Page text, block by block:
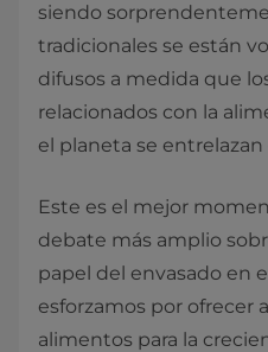
siendo
tradicionales se están
difusos a medida que
relacionados con la
el planeta se entrelazan
Este es el mejor
debate más amplio
papel del envasado en
esforzamos por ofrecer
alimentos para la